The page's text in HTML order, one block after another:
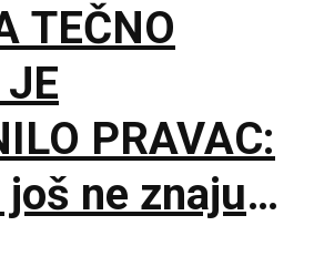
TEČNO
PRAVAC:
ne znaju
da se